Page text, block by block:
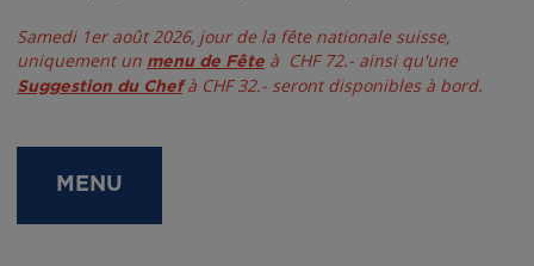
Samedi 1er août 2026, jour de la fête nationale suisse,
uniquement un menu de Fête à CHF 72.- ainsi qu'une
Suggestion du Chefà CHF 32.- seront disponibles à bord.
MENU